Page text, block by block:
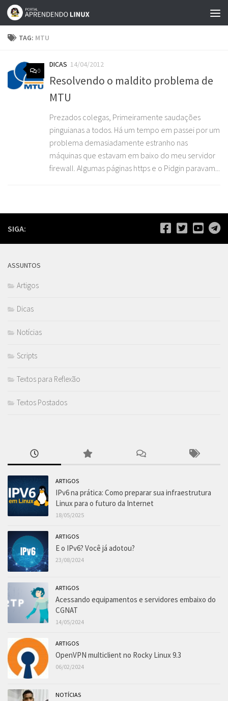
Skip to content
TAG: MTU
0
DICAS 14/04/2012
Resolvendo o maldito problema de
MTU
Prezados colegas, Primeiramente saudações
pinguianas a todos. Há um tempo em passei por um
problema demasiadamente estranho nas
máquinas que estavam em baixo do meu servidor
firewall. Algumas páginas https e o Pidgin paravam...
SIGA:
ASSUNTOS
Artigos
Dicas
Notícias
Scripts
Textos para Reflexão
Textos Postados
ARTIGOS
IPv6 na prática: Como preparar sua infraestrutura
Linux para o futuro da Internet
18/05/2025
ARTIGOS
E o IPv6? Você já adotou?
23/08/2024
ARTIGOS
Acessando equipamentos e servidores embaixo do
CGNAT
14/05/2024
ARTIGOS
OpenVPN multiclient no Rocky Linux 9.3
06/02/2024
NOTÍCIAS